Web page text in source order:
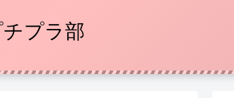
チプラ部